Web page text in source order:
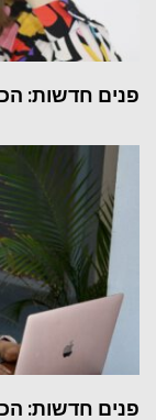
פנים חדשות:
פנים חדשות: